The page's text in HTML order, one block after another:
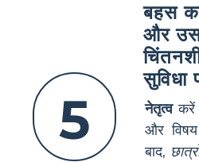
5
बहस
और
सुविधा
नेतृत्वकरें
और
बाद,